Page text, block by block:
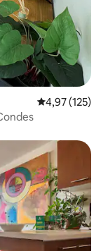
Prosječna
4,97 (125)
gosti”